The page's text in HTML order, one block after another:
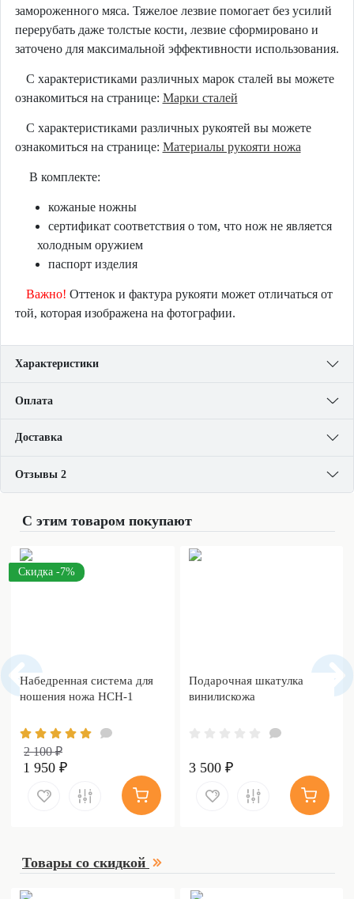
замороженного мяса. Тяжелое лезвие помогает без усилий
перерубать даже толстые кости, лезвие сформировано и
заточено для максимальной эффективности использования.
С характеристиками различных марок сталей вы можете
ознакомиться на странице: Марки сталей
С характеристиками различных рукоятей вы можете
ознакомиться на странице: Материалы рукояти ножа
В комплекте:
кожаные ножны
сертификат соответствия о том, что нож не является
холодным оружием
паспорт изделия
Важно! Оттенок и фактура рукояти может отличаться от
той, которая изображена на фотографии.
Характеристики
Оплата
Доставка
Отзывы 2
С этим товаром покупают
Скидка -7%
Набедренная система для
ношения ножа НСН-1
2 100 ₽
1 950 ₽
Подарочная шкатулка
винилискожа
3 500 ₽
Товары со скидкой